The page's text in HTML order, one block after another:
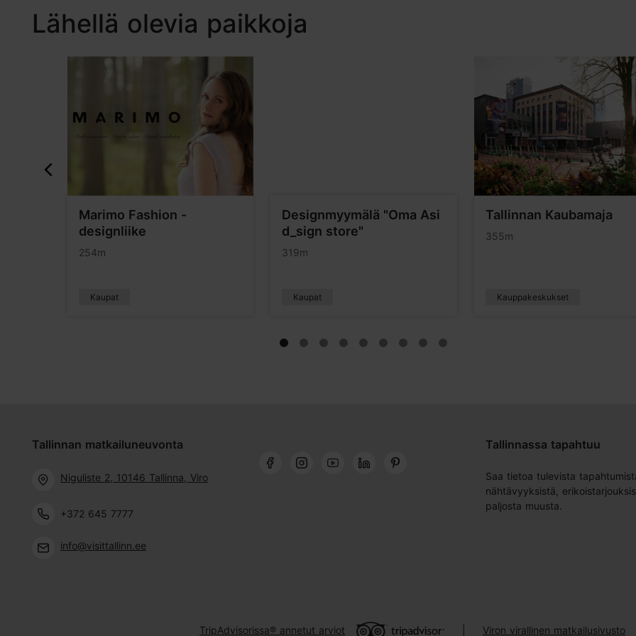
Lähellä olevia paikkoja
Marimo Fashion -
designliike
254m
Kaupat
Designmyymälä "Oma Asi
d_sign store"
319m
Kaupat
Tallinnan Kaubamaja
355m
Kauppakeskukset
Tallinnan matkailuneuvonta
Niguliste 2, 10146 Tallinna, Viro
+372 645 7777
info@visittallinn.ee
Tallinnassa tapahtuu
Saa tietoa tulevista
nähtävyyksistä,
paljosta muusta.
TripAdvisorissa® annetut arviot Viron virallinen matkailusivusto